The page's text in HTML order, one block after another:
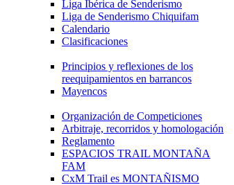
Liga Ibérica de Senderismo
Liga de Senderismo Chiquifam
Calendario
Clasificaciones
Principios y reflexiones de los
reequipamientos en barrancos
Mayencos
Organización de Competiciones
Arbitraje, recorridos y homologación
Reglamento
ESPACIOS TRAIL MONTAÑA
FAM
CxM Trail es MONTAÑISMO